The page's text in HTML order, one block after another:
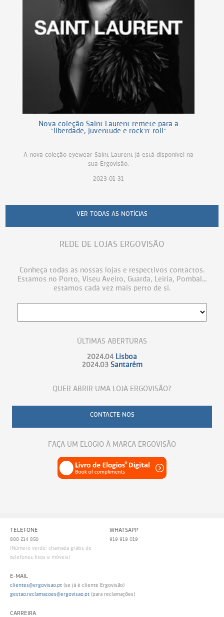
Nova coleção Saint Laurent remete para a
"liberdade, juventude e rock'n' roll"
A nova coleção eyewear Saint Laurent já está disponível na
sua Ergovisão.
2023-01-31
VER TODAS AS NOTÍCIAS
REDE DE LOJAS ERGOVISÃO
Conheça todas as nossas lojas e respectivos contactos.
Estamos no Porto, Viseu Aveiro, Guarda, Leiria, Pombal...
estamos cada vez mais perto de si.
ÚLTIMAS ABERTURAS
2024.04 Lisboa
2024.03 Santarém
QUER ABRIR UMA LOJA ERGOVISÃO?
CONTACTE-NOS
FAÇA UM ELOGIO À MARCA ERGOVISÃO
TELEFONE
800 214 850
(Número verde: chamada grátis de
telefones fixos e móveis)
WHATSAPP
919 919 019
E-MAIL
clientes@ergovisao.pt (se já é cliente Ergovisão)
gestao.reclamacoes@ergovisao.pt (para reclamações)
CARREIRA